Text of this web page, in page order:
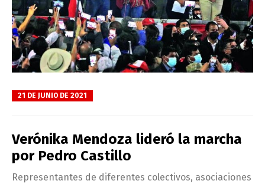
21 DE JUNIO DE 2021
Verónika Mendoza lideró la marcha
por Pedro Castillo
Representantes de diferentes colectivos, asociaciones